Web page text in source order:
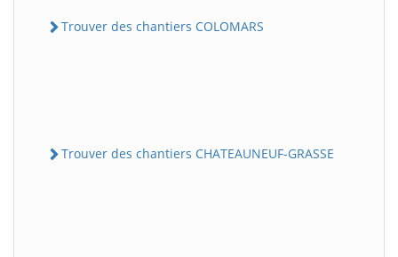
Trouver des chantiers COLOMARS
Trouver des chantiers CHATEAUNEUF-GRASSE